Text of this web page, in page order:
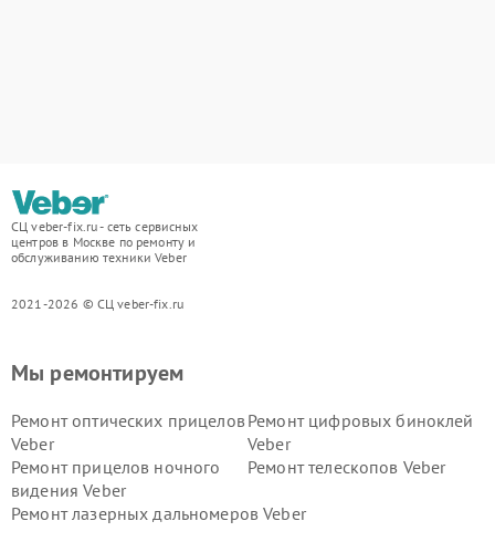
СЦ veber-fix.ru - сеть сервисных
центров в Москве по ремонту и
обслуживанию техники Veber
2021-2026 © СЦ veber-fix.ru
Мы ремонтируем
Ремонт оптических прицелов
Veber
Ремонт цифровых биноклей
Veber
Ремонт прицелов ночного
видения Veber
Ремонт телескопов Veber
Ремонт лазерных дальномеров Veber